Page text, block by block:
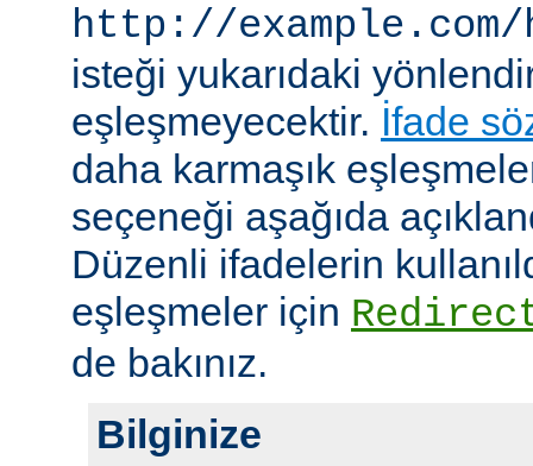
http://
isteği yukarıdaki
eşleşmeyecektir. İfade
daha karmaşık
seçeneği aşağıda
Düzenli ifadelerin
eşleşmeler için
de bakınız.
Bilginize